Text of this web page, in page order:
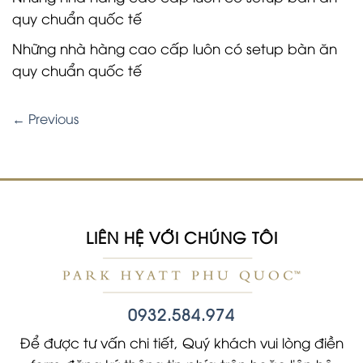
quy chuẩn quốc tế
Những nhà hàng cao cấp luôn có setup bàn ăn
quy chuẩn quốc tế
← Previous
LIÊN HỆ VỚI CHÚNG TÔI
0932.584.974
Để được tư vấn chi tiết, Quý khách vui lòng điền